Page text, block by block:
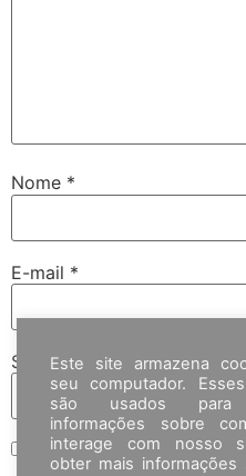
Nome *
E-mail *
Site
Salvar meus dados
Este site armazena
seu computador.
são usados para
informações sobre
interage com nosso
obter mais informações